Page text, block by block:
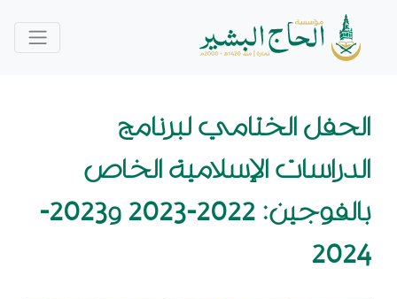
الحفل الختامي لبرنامج
الدراسات الإسلامية الخاص
بالفوجين: 2022-2023 و2023-
2024